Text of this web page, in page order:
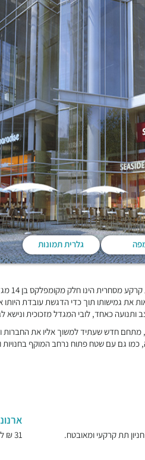
גלרית תמונות
"סקאיי
מלבניות המבטאות את גמישותו תוך כדי הדגשת
כאחד, לובי המגדל מזכוכית ונישא לגובה של
מתחם חדש שעתיד למשוך אליו את
כמו גם עם שטח פתוח נרחב המוקף
31 ₪ למ"ר מחושב על השטח נטו!